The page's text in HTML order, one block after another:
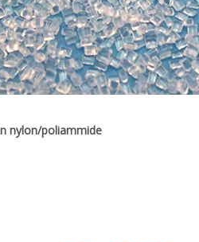
nylon/poliammide